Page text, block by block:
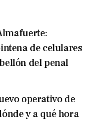
de celulares
del penal
operativo de
y a qué hora